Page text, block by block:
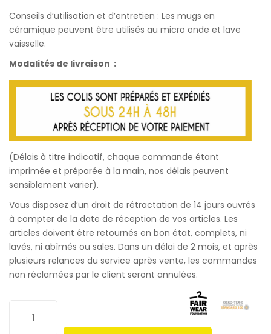
Conseils d’utilisation et d’entretien : Les mugs en
céramique peuvent être utilisés au micro onde et lave
vaisselle.
Modalités de livraison :
(Délais à titre indicatif, chaque commande étant
imprimée et préparée à la main, nos délais peuvent
sensiblement varier).
Vous disposez d’un droit de rétractation de 14 jours ouvrés
à compter de la date de réception de vos articles. Les
articles doivent être retournés en bon état, complets, ni
lavés, ni abîmés ou sales. Dans un délai de 2 mois, et après
plusieurs relances du service après vente, les commandes
non réclamées par le client seront annulées.